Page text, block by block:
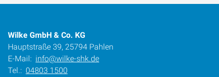
Wilke GmbH & Co. KG
Hauptstraße 39, 25794 Pahlen
E-Mail: info@wilke-shk.de
Tel.: 04803 1500